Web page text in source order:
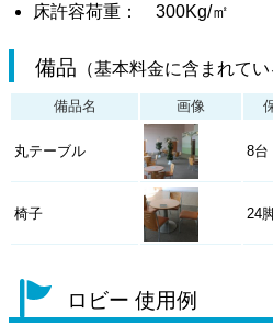
床許容荷重： 300Kg/㎡
備品 （基本料金に含まれてい
備品名 画像
丸テーブル 8台
椅子 24
ロビー 使用例